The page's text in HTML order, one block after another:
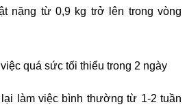
nặng từ 0,9 kg trở lên trong vòng
quá sức tối thiểu trong 2 ngày
làm việc bình thường từ 1-2 tuần